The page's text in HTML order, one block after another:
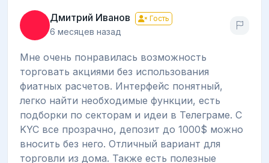
Дмитрий Иванов Гость
6 месяцев назад
Мне очень понравилась возможность
торговать акциями без использования
фиатных расчетов. Интерфейс понятный,
легко найти необходимые функции, есть
подборки по секторам и идеи в Телеграме. С
KYC все прозрачно, депозит до 1000$ можно
вносить без него. Отличный вариант для
торговли из дома. Также есть полезные